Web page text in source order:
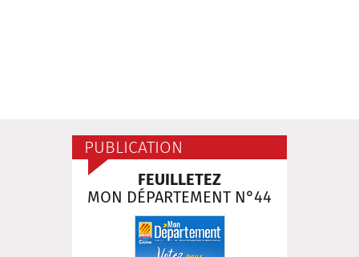
PUBLICATION
FEUILLETEZ
MON DÉPARTEMENT N°44